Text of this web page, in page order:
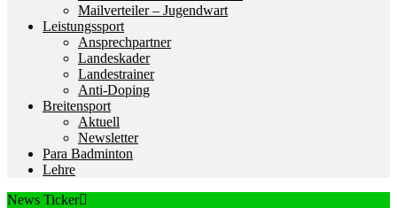
Mailverteiler – Jugendwart
Leistungssport
Ansprechpartner
Landeskader
Landestrainer
Anti-Doping
Breitensport
Aktuell
Newsletter
Para Badminton
Lehre
News Ticker